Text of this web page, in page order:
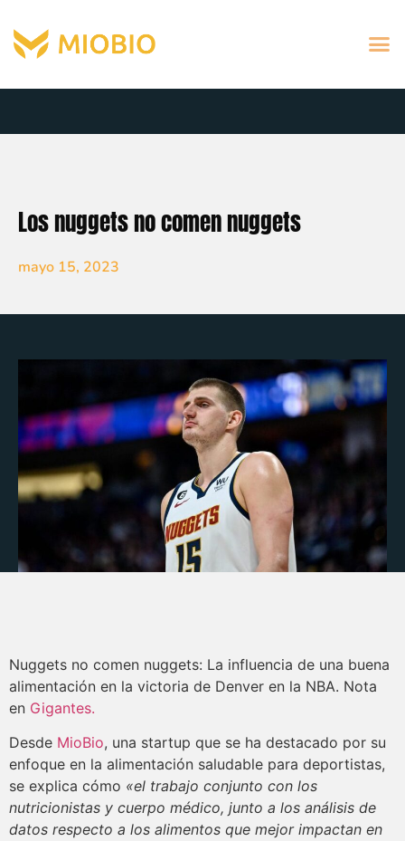
Los nuggets no comen nuggets
mayo 15, 2023
Nuggets no comen nuggets: La influencia de una buena
alimentación en la victoria de Denver en la NBA. Nota
en Gigantes.
Desde MioBio, una startup que se ha destacado por su
enfoque en la alimentación saludable para deportistas,
se explica cómo «el trabajo conjunto con los
nutricionistas y cuerpo médico, junto a los análisis de
datos respecto a los alimentos que mejor impactan en